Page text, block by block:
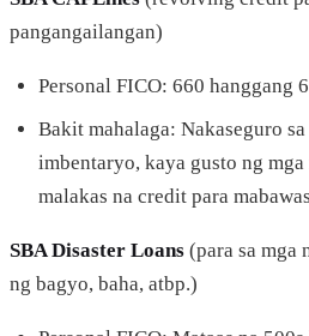
pangangailangan)
Personal FICO: 660 hanggang
Bakit mahalaga: Nakaseguro
imbentaryo, kaya gusto ng
malakas na credit para
SBA Disaster Loans (para sa mga
ng bagyo, baha, atbp.)